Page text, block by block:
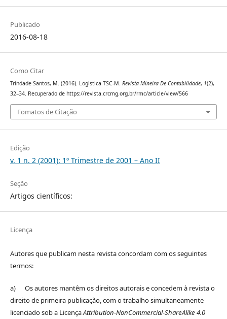
Publicado
2016-08-18
Como Citar
Trindade Santos, M. (2016). Logística TSC-M. Revista Mineira De Contabilidade, 1(2),
32–34. Recuperado de https://revista.crcmg.org.br/rmc/article/view/566
Fomatos de Citação
Edição
v. 1 n. 2 (2001): 1º Trimestre de 2001 – Ano II
Seção
Artigos científicos:
Licença
Autores que publicam nesta revista concordam com os seguintes
termos:
a) Os autores mantêm os direitos autorais e concedem à revista o
direito de primeira publicação, com o trabalho simultaneamente
licenciado sob a LicençaAttribution-NonCommercial-ShareAlike 4.0